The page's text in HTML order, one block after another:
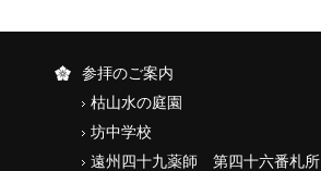
参拝のご案内
枯山水の庭園
坊中学校
遠州四十九薬師 第四十六番札所